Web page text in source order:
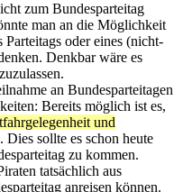
zum Bundesparteitag
man an die Möglichkeit
oder eines (nicht-
Denkbar wäre es
an Bundesparteitagen
Bereits möglich ist es,
und
Dies sollte es schon heute
zu kommen.
tatsächlich aus
anreisen können.